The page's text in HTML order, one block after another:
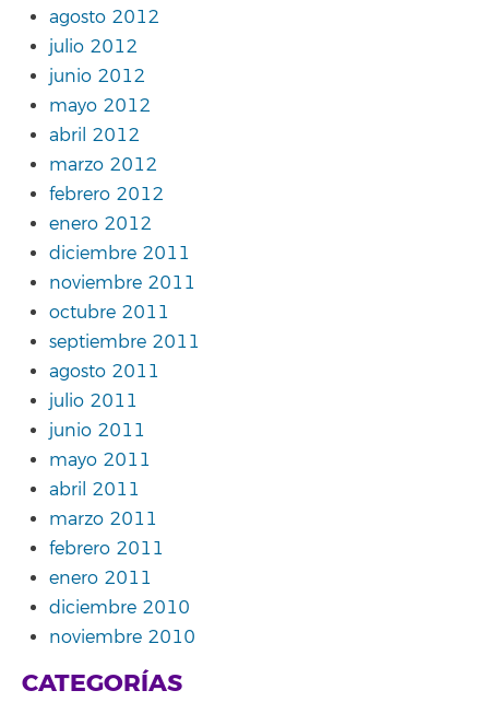
agosto 2012
julio 2012
junio 2012
mayo 2012
abril 2012
marzo 2012
febrero 2012
enero 2012
diciembre 2011
noviembre 2011
octubre 2011
septiembre 2011
agosto 2011
julio 2011
junio 2011
mayo 2011
abril 2011
marzo 2011
febrero 2011
enero 2011
diciembre 2010
noviembre 2010
CATEGORÍAS